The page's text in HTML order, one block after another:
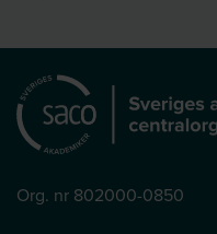
Org. nr 802000-0850